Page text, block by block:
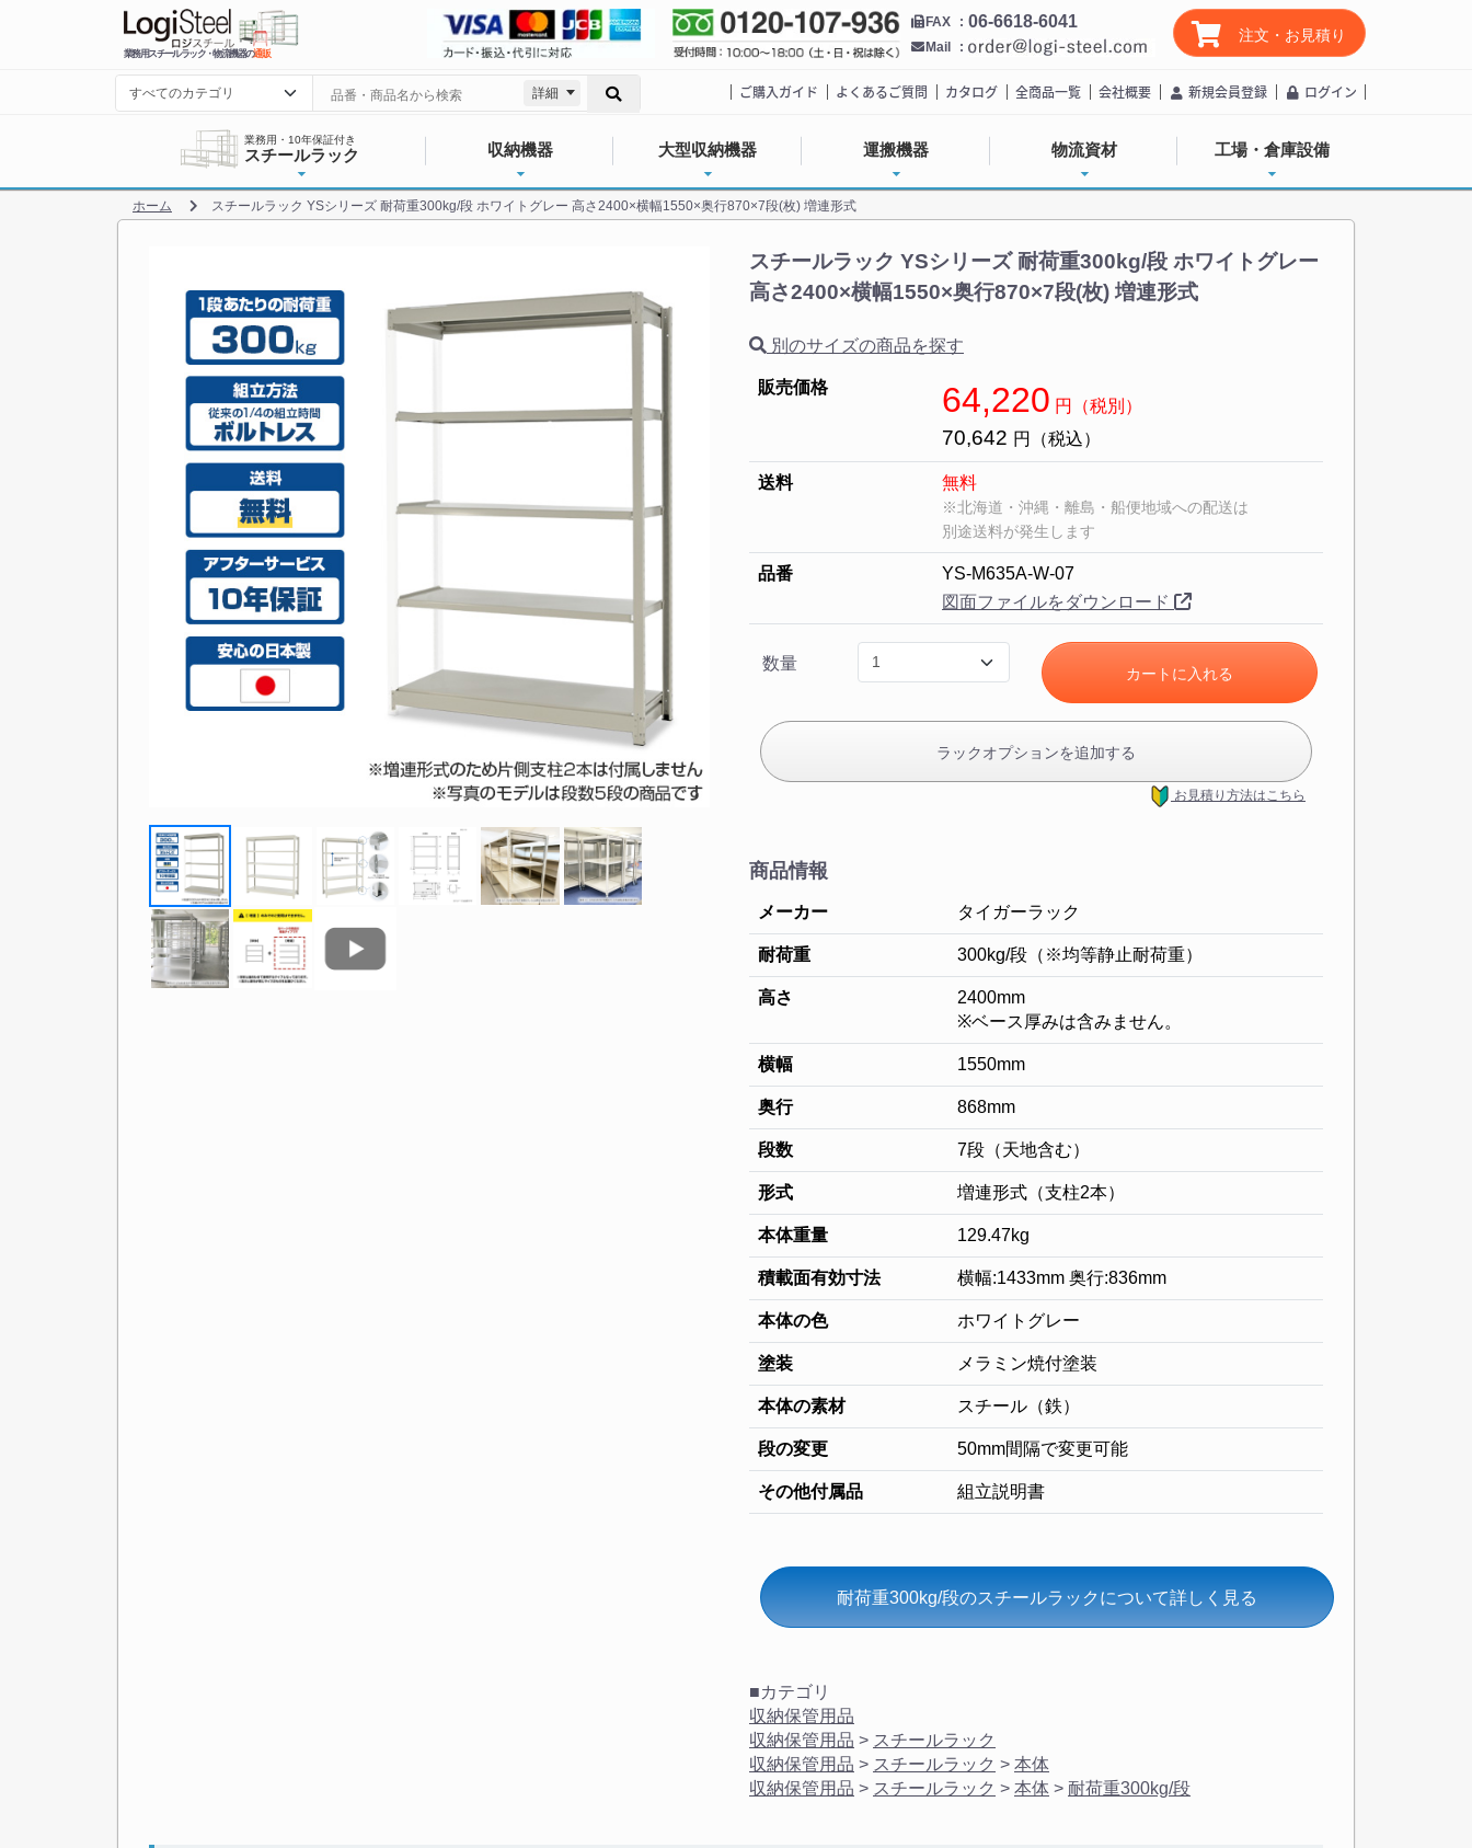
業務用スチールラック・物流機器の通販
詳細
FAX 06-6618-6041
Mail
注文・お見積り
ご購入ガイド よくあるご質問 カタログ 全商品一覧 会社概要 新規会員登録 ログイン
業務用・10年保証付き
スチールラック 収納機器 大型収納機器 運搬機器 物流資材 工場・倉庫設備
ホーム スチールラック YSシリーズ 耐荷重300kg/段 ホワイトグレー 高さ2400×横幅1550×奥行870×7段(枚) 増連形式
スチールラック YSシリーズ 耐荷重300kg/段 ホワイトグレー
高さ2400×横幅1550×奥行870×7段(枚) 増連形式
別のサイズの商品を探す
販売価格 64,220 円（税別）
70,642 円（税込）
送料 無料
※北海道・沖縄・離島・船便地域への配送は
別途送料が発生します
品番
YS-M635A-W-07
図面ファイルをダウンロード
数量
カートに入れる
ラックオプションを追加する
お見積り方法はこちら
商品情報
メーカー タイガーラック
耐荷重 300kg/段（※均等静止耐荷重）
高さ
2400mm
※ベース厚みは含みません。
横幅 1550mm
奥行 868mm
段数 7段（天地含む）
形式 増連形式（支柱2本）
本体重量 129.47kg
積載面有効寸法 横幅:1433mm 奥行:836mm
本体の色 ホワイトグレー
塗装 メラミン焼付塗装
本体の素材 スチール（鉄）
段の変更 50mm間隔で変更可能
その他付属品 組立説明書
耐荷重300kg/段のスチールラックについて詳しく見る
■カテゴリ
収納保管用品
収納保管用品 > スチールラック
収納保管用品 > スチールラック > 本体
収納保管用品 > スチールラック > 本体 > 耐荷重300kg/段